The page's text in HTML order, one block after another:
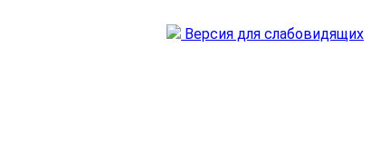
Версия для слабовидящих